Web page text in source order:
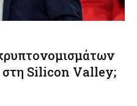
στη Silicon Valley;